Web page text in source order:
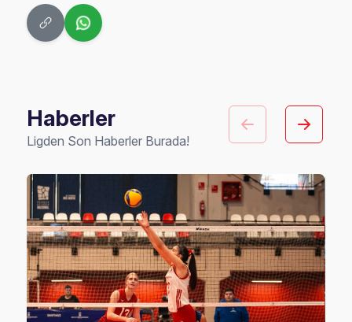
Haberler
Ligden Son Haberler Burada!